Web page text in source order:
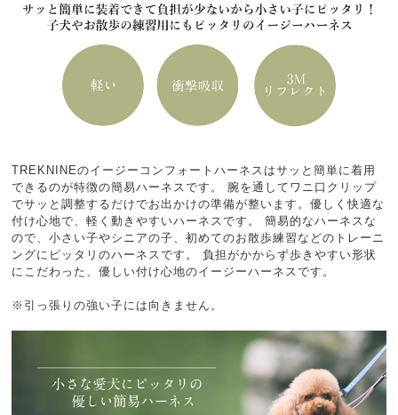
TREKNINEのイージーコンフォートハーネスはサッと簡単に着用
できるのが特徴の簡易ハーネスです。 腕を通してワニ口クリップ
でサッと調整するだけでお出かけの準備が整います。優しく快適な
付け心地で、軽く動きやすいハーネスです。 簡易的なハーネスな
ので、小さい子やシニアの子、初めてのお散歩練習などのトレーニ
ングにピッタリのハーネスです。 負担がかからず歩きやすい形状
にこだわった、優しい付け心地のイージーハーネスです。
※引っ張りの強い子には向きません。